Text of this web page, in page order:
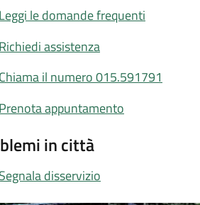
Leggi le domande frequenti
Richiedi assistenza
Chiama il numero 015.591791
Prenota appuntamento
in città
Segnala disservizio